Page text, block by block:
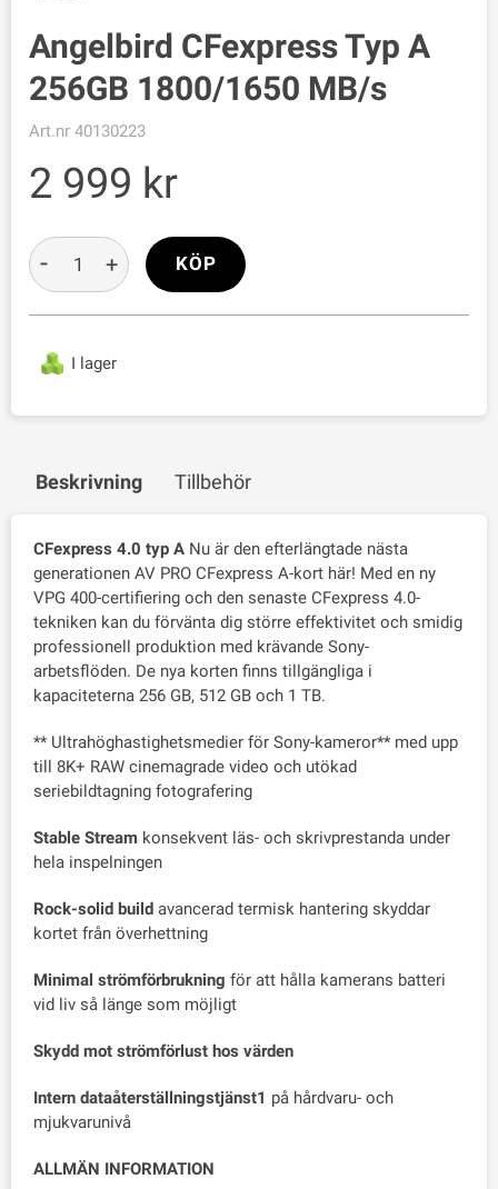
Angelbird CFexpress Typ A
256GB 1800/1650 MB/s
Art.nr 40130223
2 999
I lager
- + KÖP
Beskrivning Tillbehör
CFexpress 4.0 typ A Nu är den efterlängtade nästa
generationen AV PRO CFexpress A-kort här! Med en ny
VPG 400-certifiering och den senaste CFexpress 4.0-
tekniken kan du förvänta dig större effektivitet och smidig
professionell produktion med krävande Sony-
arbetsflöden. De nya korten finns tillgängliga i
kapaciteterna 256 GB, 512 GB och 1 TB.
** Ultrahöghastighetsmedier för Sony-kameror** med upp
till 8K+ RAW cinemagrade video och utökad
seriebildtagning fotografering
Stable Stream konsekvent läs- och skrivprestanda under
hela inspelningen
Rock-solid build avancerad termisk hantering skyddar
kortet från överhettning
Minimal strömförbrukning för att hålla kamerans batteri
vid liv så länge som möjligt
Skydd mot strömförlust hos värden
Intern dataåterställningstjänst1 på hårdvaru- och
mjukvarunivå
ALLMÄN INFORMATION